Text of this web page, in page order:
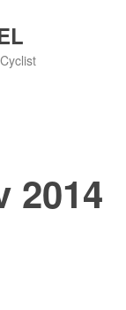
2014